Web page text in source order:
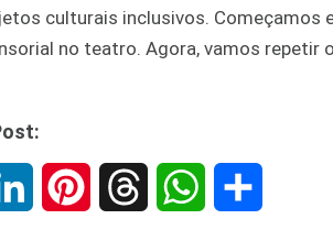
culturais inclusivos.
no teatro. Agora, vamos repetir